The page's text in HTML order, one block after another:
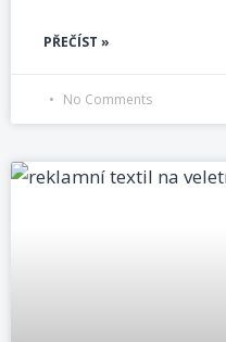
PŘEČÍST »
No Comments